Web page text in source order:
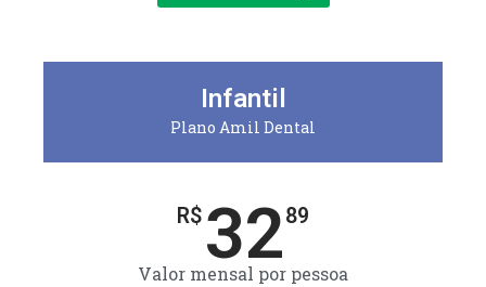
Infantil
Plano Amil Dental
R$ 3289
Valor mensal por pessoa